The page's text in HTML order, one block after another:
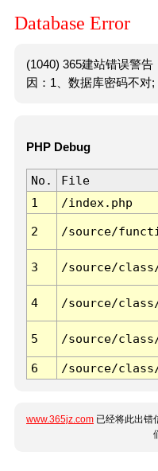
Database Error
(1040) 365建站错误警
因：1、数据库密码不对;
PHP Debug
No. File
1
/index.php
2 /source/
3 /source/
4 /source/
5 /source/
6 /source/
www.365jz.com 已经将此出错